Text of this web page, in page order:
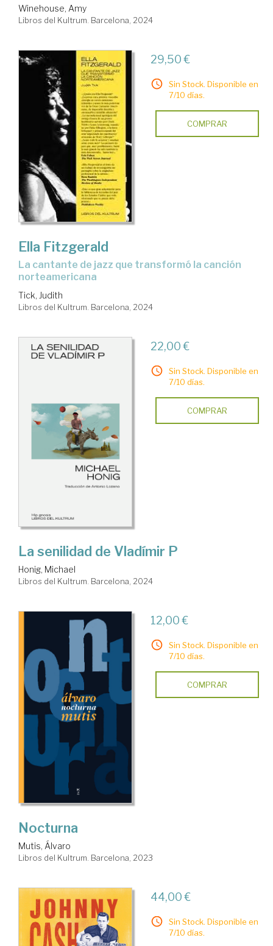
Winehouse, Amy
Libros del Kultrum. Barcelona, 2024
29,50 €
Sin Stock. Disponible en
7/10 días.
COMPRAR
Ella Fitzgerald
la cantante de jazz que transformó la canción
norteamericana
Tick, Judith
Libros del Kultrum. Barcelona, 2024
22,00 €
Sin Stock. Disponible en
7/10 días.
COMPRAR
La senilidad de Vladímir P
Honig, Michael
Libros del Kultrum. Barcelona, 2024
12,00 €
Sin Stock. Disponible en
7/10 días.
COMPRAR
Nocturna
Mutis, Álvaro
Libros del Kultrum. Barcelona, 2023
44,00 €
Sin Stock. Disponible en
7/10 días.